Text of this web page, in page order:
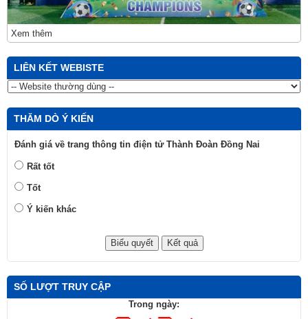
Xem thêm
LIÊN KẾT WEBISTE
THĂM DÒ Ý KIẾN
Đánh giá về trang thông tin điện tử Thành Đoàn Đồng Nai
Rất tốt
Tốt
Ý kiến khác
SỐ LƯỢT TRUY CẬP
Trong ngày: